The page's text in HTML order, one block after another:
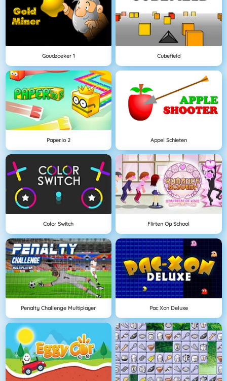
Goudzoeker 1 Cubefield
Paper.io 2 Appel Schieten
Color Switch Flirten Op School
Penalty Challenge Multiplayer Pac Xon Deluxe